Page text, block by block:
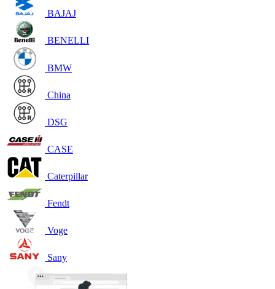
BAJAJ
BENELLI
BMW
China
DSG
CASE
Caterpillar
Fendt
Voge
Sany